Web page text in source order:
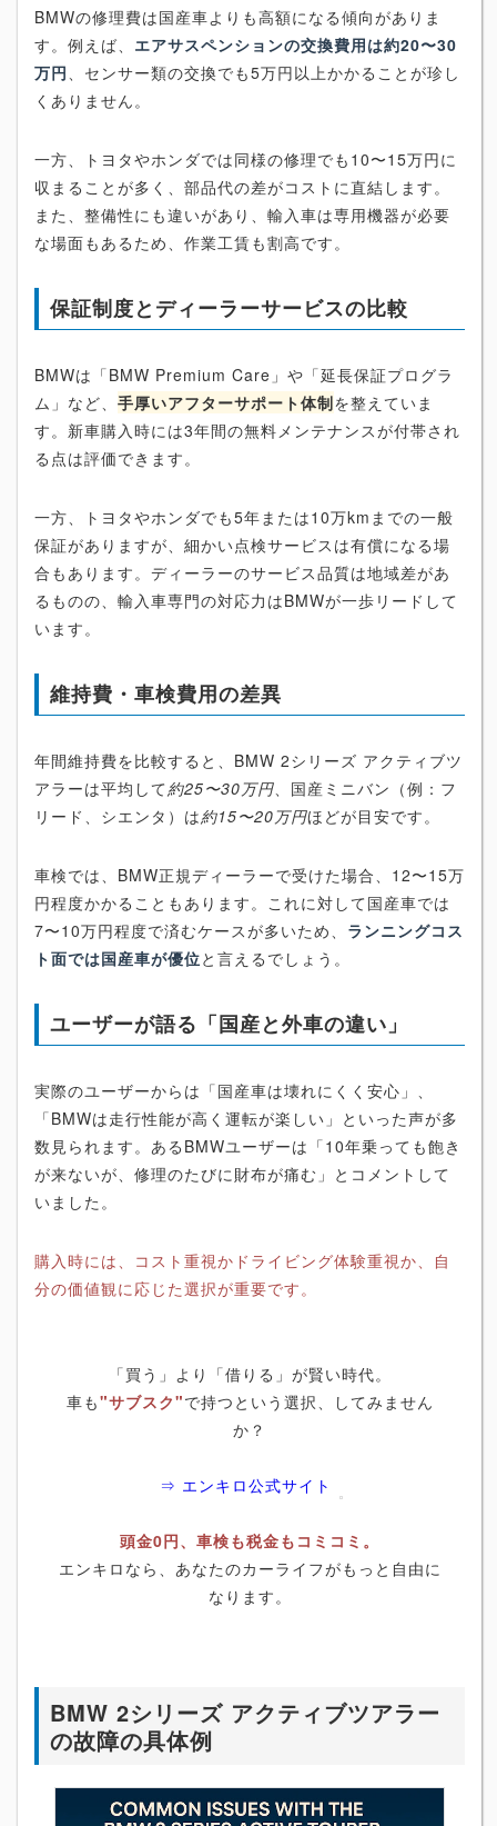
BMWの修理費は国産車よりも高額になる傾向がありま
す。例えば、 エアサスペンションの交換費用は約20〜30
万円、センサー類の交換でも5万円以上かかることが珍し
くありません。
一方、トヨタやホンダでは同様の修理でも10〜15万円に
収まることが多く、部品代の差がコストに直結します。
また、整備性にも違いがあり、輸入車は専用機器が必要
な場面もあるため、作業工賃も割高です。
保証制度とディーラーサービスの比較
BMWは「BMW Premium Care」や「延長保証プログラ
ム」など、 手厚いアフターサポート体制を整えていま
す。新車購入時には3年間の無料メンテナンスが付帯され
る点は評価できます。
一方、トヨタやホンダでも5年または10万kmまでの一般
保証がありますが、細かい点検サービスは有償になる場
合もあります。ディーラーのサービス品質は地域差があ
るものの、輸入車専門の対応力はBMWが一歩リードして
います。
維持費・車検費用の差異
年間維持費を比較すると、BMW 2シリーズ アクティブツ
アラーは平均して約25〜30万円、国産ミニバン（例：フ
リード、シエンタ）は約15〜20万円ほどが目安です。
車検では、BMW正規ディーラーで受けた場合、12〜15万
円程度かかることもあります。これに対して国産車では
7〜10万円程度で済むケースが多いため、 ランニングコス
ト面では国産車が優位と言えるでしょう。
ユーザーが語る「国産と外車の違い」
実際のユーザーからは「国産車は壊れにくく安心」、
「BMWは走行性能が高く運転が楽しい」といった声が多
数見られます。あるBMWユーザーは「10年乗っても飽き
が来ないが、修理のたびに財布が痛む」とコメントして
いました。
購入時には、コスト重視かドライビング体験重視か、自
分の価値観に応じた選択が重要です。
「買う」より「借りる」が賢い時代。
車も"サブスク"で持つという選択、してみません
か？
⇒ エンキロ公式サイト
頭金0円、車検も税金もコミコミ。
エンキロなら、あなたのカーライフがもっと自由に
なります。
BMW 2シリーズ アクティブツアラー
の故障の具体例